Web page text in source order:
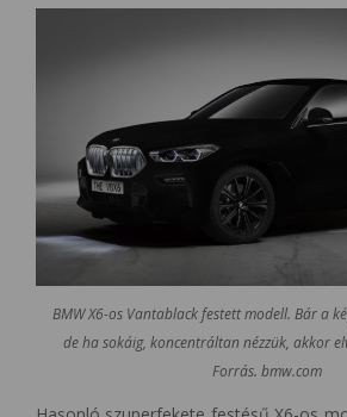
BMW X6-os Vantablack festett modell. Bár a
de ha sokáig, koncentráltan nézzük, akkor
Forrás. bmw.com